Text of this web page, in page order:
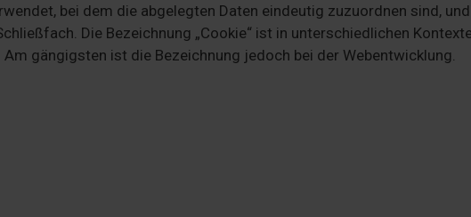
bei dem die abgelegten Daten eindeutig zuzuordnen sind,
Die Bezeichnung „Cookie“ ist in unterschiedlichen
gängigsten ist die Bezeichnung jedoch bei der Webentwicklung.